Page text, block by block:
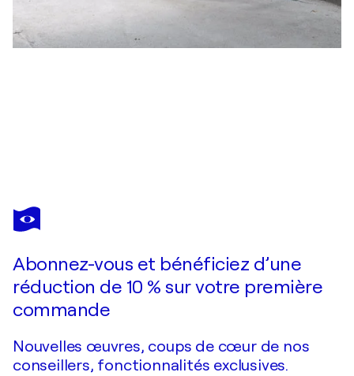
ROBERT H N RICH
Desafinado, Stan Getz & Charlie Byrd, 2019-1888-1
Abonnez-vous et bénéficiez d’une
réduction de 10 % sur votre première
commande
Nouvelles œuvres, coups de cœur de nos
conseillers, fonctionnalités exclusives.